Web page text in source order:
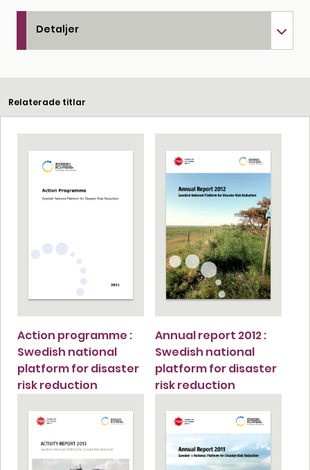
Detaljer
Relaterade titlar
Action programme :
Swedish national
platform for disaster
risk reduction
Annual report 2012 :
Swedish national
platform for disaster
risk reduction